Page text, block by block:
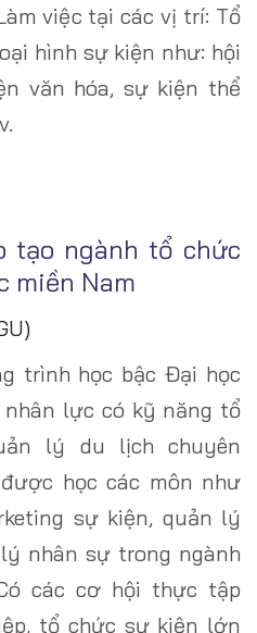
việc tại các vị trí: Tổ
hình sự kiện như: hội
văn hóa, sự kiện thể
tạo ngành tổ chức
miền Nam
trình học bậc Đại học
lực có kỹ năng tổ
lý du lịch chuyên
học các môn như
sự kiện, quản lý
nhân sự trong ngành
các cơ hội thực tập
tổ chức sự kiện lớn